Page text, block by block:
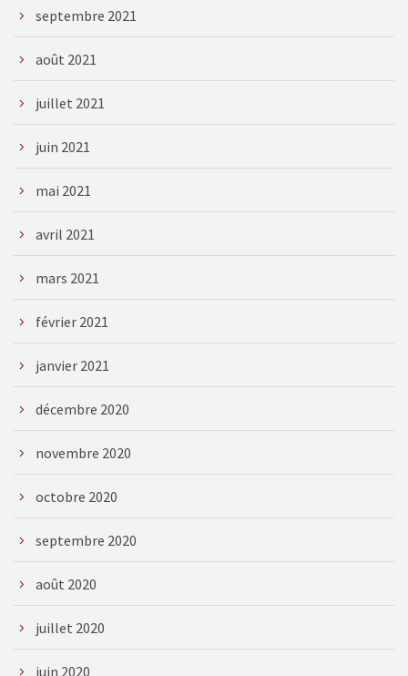
septembre 2021
août 2021
juillet 2021
juin 2021
mai 2021
avril 2021
mars 2021
février 2021
janvier 2021
décembre 2020
novembre 2020
octobre 2020
septembre 2020
août 2020
juillet 2020
juin 2020